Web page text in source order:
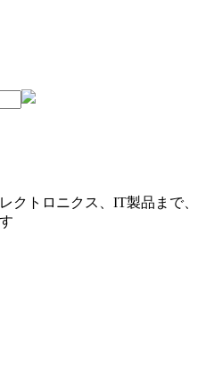
クトロニクス、IT製品まで、